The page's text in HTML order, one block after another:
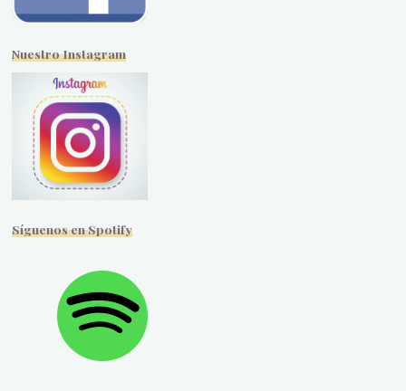
Nuestro Instagram
Síguenos en Spotify